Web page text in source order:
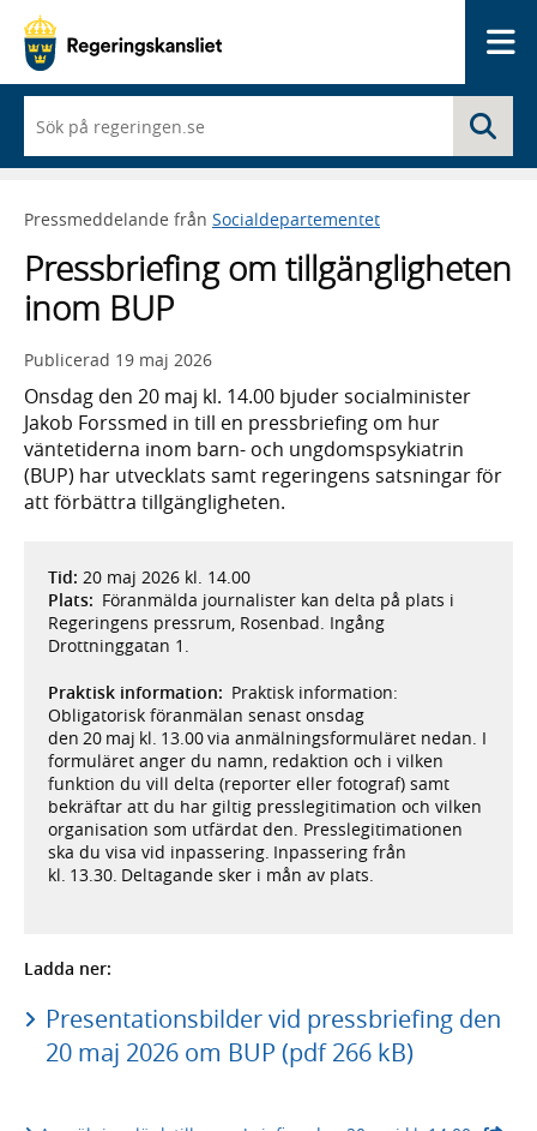
du
börjar
skriva
framträder
lista
med
sökförslag
Pressmeddelande från Socialdepartementet
Pressbriefing om tillgängligheten
inom BUP
Publicerad 19 maj 2026
Onsdag den 20 maj kl. 14.00 bjuder socialminister
Jakob Forssmed in till en pressbriefing om hur
väntetiderna inom barn- och ungdomspsykiatrin
(BUP) har utvecklats samt regeringens satsningar för
att förbättra tillgängligheten.
Tid: 20 maj 2026 kl. 14.00
Plats: Föranmälda journalister kan delta på plats i
Regeringens pressrum, Rosenbad. Ingång
Drottninggatan 1.
Praktisk information: Praktisk information:
Obligatorisk föranmälan senast onsdag
den 20 maj kl. 13.00 via anmälningsformuläret nedan. I
formuläret anger du namn, redaktion och i vilken
funktion du vill delta (reporter eller fotograf) samt
bekräftar att du har giltig presslegitimation och vilken
organisation som utfärdat den. Presslegitimationen
ska du visa vid inpassering. Inpassering från
kl. 13.30. Deltagande sker i mån av plats.
Ladda ner:
Presentationsbilder vid pressbriefing den
20 maj 2026 om BUP (pdf 266 kB)